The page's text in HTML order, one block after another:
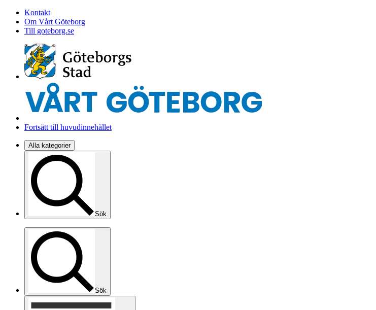
Kontakt
Om Vårt Göteborg
Till goteborg.se
Fortsätt till huvudinnehållet
Alla kategorier
Sök
Sök